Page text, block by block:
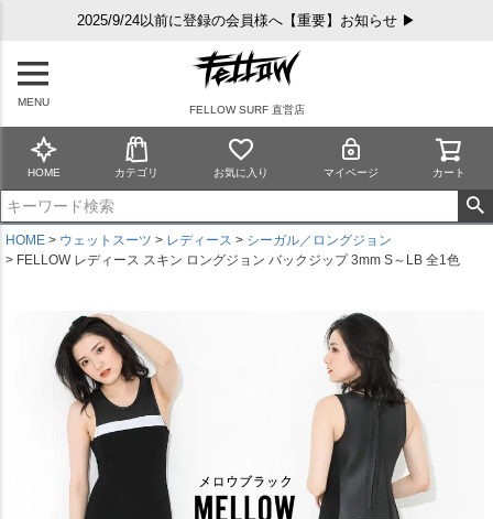
2025/9/24以前に登録の会員様へ【重要】お知らせ ▶
MENU
FELLOW SURF 直営店
HOME カテゴリ お気に入り マイページ カート
HOME ウェットスーツ レディース
シーガル／ロングジョン
FELLOW レディース スキン ロングジョン バックジップ 3mm S～LB 全1色